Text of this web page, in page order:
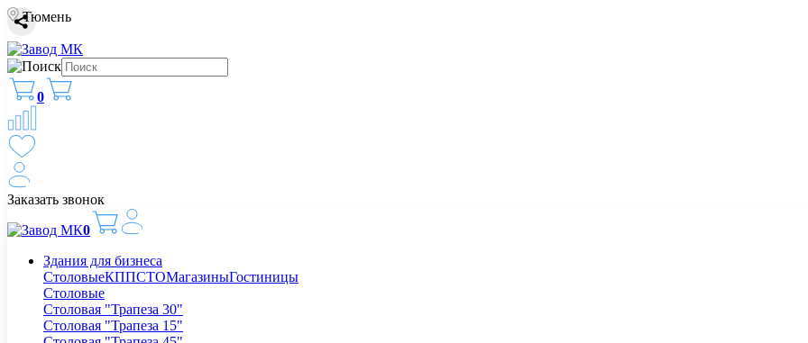
Тюмень
0
Заказать звонок
0
Здания для бизнеса
СтоловыеКППСТОМагазиныГостиницы
Столовые
Столовая "Трапеза 30"
Столовая "Трапеза 15"